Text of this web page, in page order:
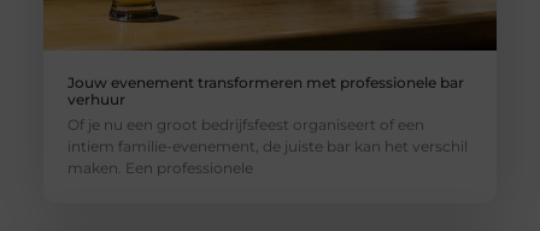
Jouw evenement transformeren met professionele bar
verhuur
Of je nu een groot bedrijfsfeest organiseert of een
intiem familie-evenement, de juiste bar kan het verschil
maken. Een professionele